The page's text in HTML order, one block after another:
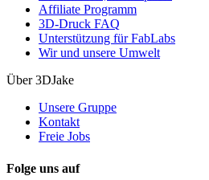
Affiliate Programm
3D-Druck FAQ
Unterstützung für FabLabs
Wir und unsere Umwelt
Über 3DJake
Unsere Gruppe
Kontakt
Freie Jobs
Folge uns auf